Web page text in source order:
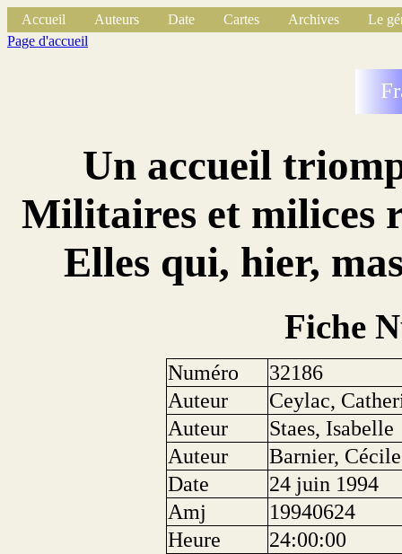
Accueil Auteurs Date Cartes Archives
Le
Page d'accueil
Un accueil
Militaires et milices
Elles qui, hier,
Fiche
Numéro
32186
Auteur
Ceylac,
Auteur
Staes, Isabelle
Auteur
Barnier, Cécile
Date
24 juin 1994
Amj
19940624
Heure
24:00:00